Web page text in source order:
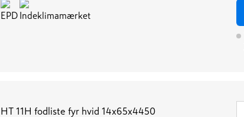
HT 11H fodliste fyr hvid 14x65x4450